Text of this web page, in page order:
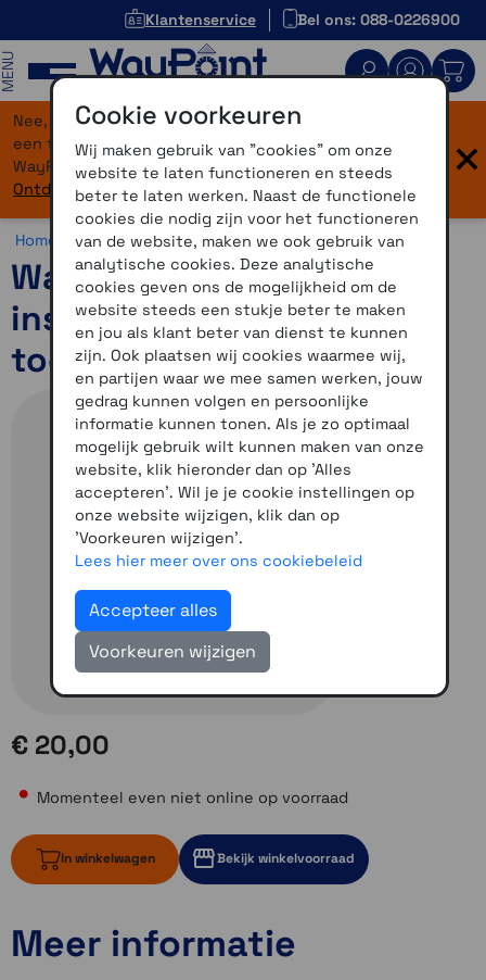
Klantenservice Bel ons: 088-0226900
Nee, je bent niet verdwaald! Onze website heeft
een flinke upgrade gekregen. Dezelfde vertrouwde
WayPoint-service, maar dan in een modern jasje.
Ontdek hier wat er allemaal nieuw is.
×
Home >Accessoires >Overig > Tasjes
WayPoint leren
insteekhoes 5 inch
toestellen
€ 20,00
Momenteel even niet online op voorraad
In winkelwagen Bekijk winkelvoorraad
Momenteel even niet op voorraad
Momenteel even niet op voorraad
Meer informatie
Cookie voorkeuren
Wij maken gebruik van "cookies" om onze
website te laten functioneren en steeds
beter te laten werken. Naast de functionele
cookies die nodig zijn voor het functioneren
van de website, maken we ook gebruik van
analytische cookies. Deze analytische
cookies geven ons de mogelijkheid om de
website steeds een stukje beter te maken
en jou als klant beter van dienst te kunnen
zijn. Ook plaatsen wij cookies waarmee wij,
en partijen waar we mee samen werken, jouw
gedrag kunnen volgen en persoonlijke
informatie kunnen tonen. Als je zo optimaal
mogelijk gebruik wilt kunnen maken van onze
website, klik hieronder dan op 'Alles
accepteren'. Wil je je cookie instellingen op
onze website wijzigen, klik dan op
'Voorkeuren wijzigen'.
Lees hier meer over ons cookiebeleid
Accepteer alles
Voorkeuren wijzigen